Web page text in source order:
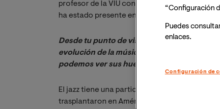
profesor de la VIU con la producción musical
ha estado presente en mi vida tanto como
Desde tu punto de vista ¿Cuál crees que ha
evolución de la música desde su irrupción?
podemos ver sus huellas hoy en día?
El jazz tiene una particularidad con respecto a
trasplantaron en América y es que al ser
“Configuración
Puedes
enlaces.
Configuración de